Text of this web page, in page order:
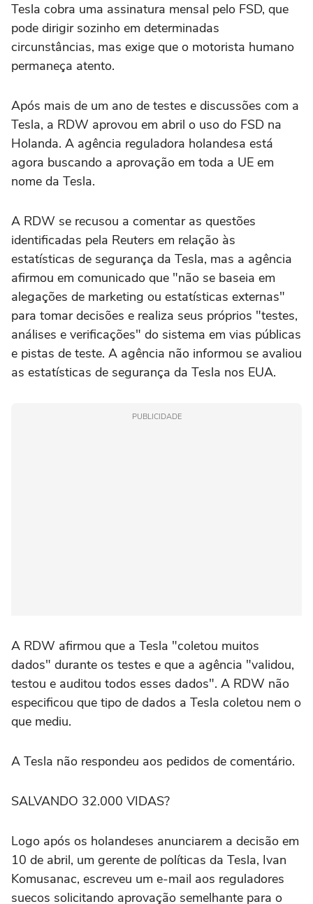
Tesla cobra uma assinatura mensal ‌pelo FSD, que
pode dirigir sozinho em determinadas
circunstâncias, mas exige que o motorista humano
permaneça atento.
Após mais de ‌um ano de testes e discussões com a
Tesla, a RDW aprovou em abril o uso do FSD na
Holanda. A agência reguladora holandesa está
agora buscando a aprovação ⁠em toda a UE em
nome da Tesla.
A RDW se recusou a comentar as questões
identificadas pela Reuters em relação às
estatísticas de segurança da Tesla, mas a agência
afirmou em comunicado que "não se baseia em
alegações de marketing ou estatísticas externas"
para tomar decisões e realiza seus próprios "testes,
análises e verificações" do sistema em vias públicas
e pistas de teste. A agência não informou se avaliou
as estatísticas de segurança da Tesla nos EUA.
PUBLICIDADE
A RDW afirmou que a Tesla "coletou muitos
dados" durante os testes e que a agência "validou,
testou e auditou todos esses dados". A RDW não
especificou que tipo de dados a Tesla coletou nem o
que mediu.
A Tesla não respondeu aos pedidos de comentário.
SALVANDO 32.000 VIDAS?
Logo após os holandeses anunciarem a decisão em
10 ‌de abril, um gerente de políticas da Tesla, Ivan
Komusanac, escreveu um e-mail aos reguladores
suecos solicitando aprovação semelhante para o